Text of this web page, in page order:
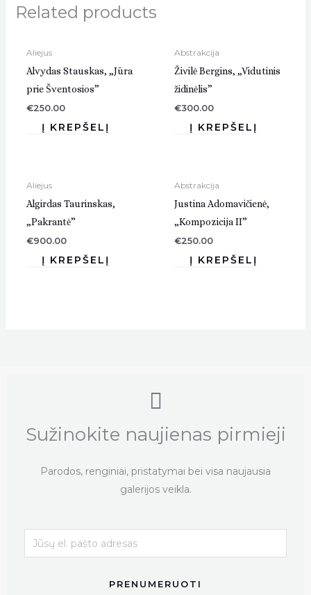
Related products
Aliejus
Alvydas Stauskas, „Jūra
prie Šventosios”
€250.00
Abstrakcija
Živilė Bergins, „Vidutinis
židinėlis”
€300.00
Aliejus
Algirdas Taurinskas,
„Pakrantė”
€900.00
Abstrakcija
Justina Adomavičienė,
„Kompozicija II”
€250.00
Sužinokite naujienas pirmieji
Parodos, renginiai, pristatymai bei visa naujausia
galerijos veikla.
PRENUMERUOTI